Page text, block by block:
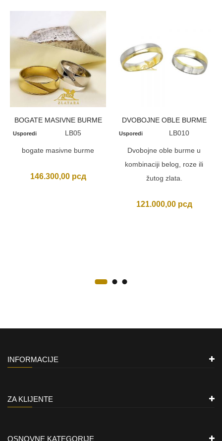
BOGATE MASIVNE BURME
Usporedi LB05
bogate masivne burme
146.300,00 рсд
DVOBOJNE OBLE BURME
Usporedi LB010
Dvobojne oble burme u
kombinaciji belog, roze ili
žutog zlata.
121.000,00 рсд
INFORMACIJE
ZA KLIJENTE
OSNOVNE KATEGORIJE